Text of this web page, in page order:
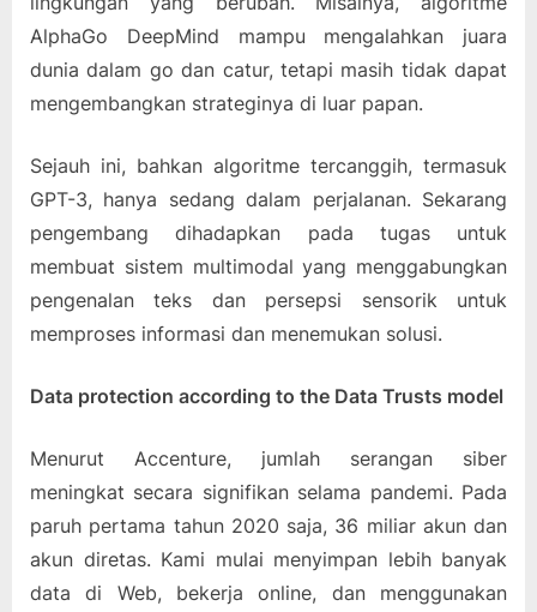
AlphaGo DeepMind mampu mengalahkan juara
dunia dalam go dan catur, tetapi masih tidak dapat
mengembangkan strateginya di luar papan.
Sejauh ini, bahkan algoritme tercanggih, termasuk
GPT-3, hanya sedang dalam perjalanan. Sekarang
pengembang dihadapkan pada tugas untuk
membuat sistem multimodal yang menggabungkan
pengenalan teks dan persepsi sensorik untuk
memproses informasi dan menemukan solusi.
Data protection according to the Data Trusts model
Menurut Accenture, jumlah serangan siber
meningkat secara signifikan selama pandemi. Pada
paruh pertama tahun 2020 saja, 36 miliar akun dan
akun diretas. Kami mulai menyimpan lebih banyak
data di Web, bekerja online, dan menggunakan